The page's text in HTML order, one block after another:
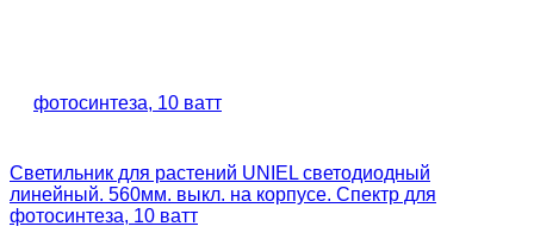
Светильник для растений UNIEL светодиодный
линейный. 560мм. выкл. на корпусе. Спектр для
фотосинтеза, 10 ватт